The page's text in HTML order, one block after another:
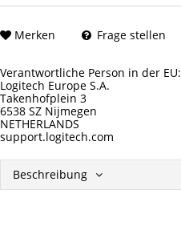
Merken Frage stellen
Verantwortliche Person in der EU:
Logitech Europe S.A.
Takenhofplein 3
6538 SZ Nijmegen
NETHERLANDS
support.logitech.com
Beschreibung